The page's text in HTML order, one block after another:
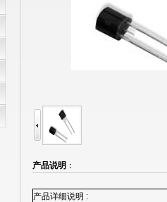
产品说明 ：
产品详细说明 :